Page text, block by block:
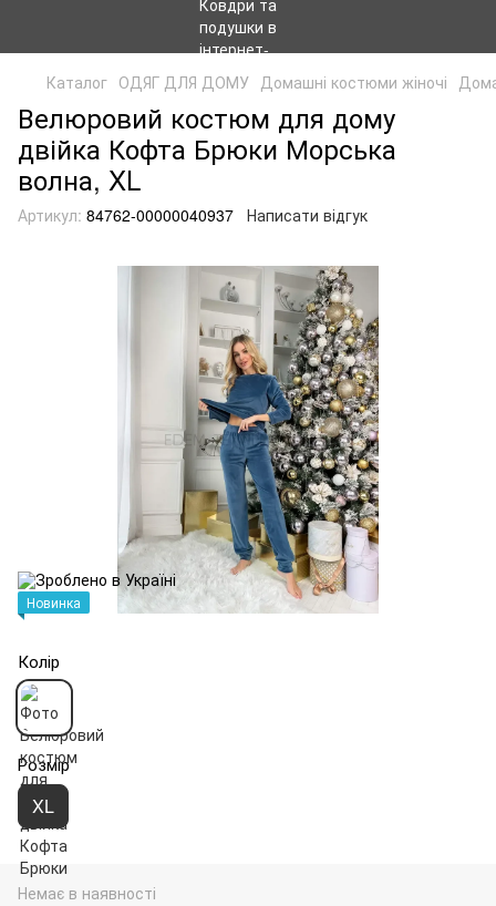
Каталог ОДЯГ ДЛЯ ДОМУ Домашні костюми жіночі
Велюровий костюм для дому
двійка Кофта Брюки Морська
волна, XL
Артикул: 84762-00000040937 Написати відгук
Новинка
Колір
Розмір
XL
Немає в наявності